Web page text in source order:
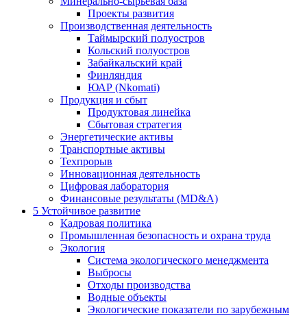
Проекты развития
Производственная деятельность
Таймырский полуостров
Кольский полуостров
Забайкальский край
Финляндия
ЮАР (Nkomati)
Продукция и сбыт
Продуктовая линейка
Сбытовая стратегия
Энергетические активы
Транспортные активы
Техпрорыв
Инновационная деятельность
Цифровая лаборатория
Финансовые результаты (MD&A)
5 Устойчивое развитие
Кадровая политика
Промышленная безопасность и охрана труда
Экология
Система экологического менеджмента
Выбросы
Отходы производства
Водные объекты
Экологические показатели по зарубежным